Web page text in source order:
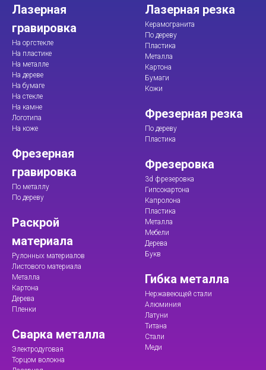
Лазерная
гравировка
На оргстекле
На пластике
На металле
На дереве
На бумаге
На стекле
На камне
Логотипа
На коже
Фрезерная
гравировка
По металлу
По дереву
Раскрой
материала
Рулонных материалов
Листового материала
Металла
Картона
Дерева
Пленки
Сварка металла
Электродуговая
Торцом волокна
Лазерная резка
Керамогранита
По дереву
Пластика
Металла
Картона
Бумаги
Кожи
Фрезерная резка
По дереву
Пластика
Фрезеровка
3d фрезеровка
Гипсокартона
Капролона
Пластика
Металла
Мебели
Дерева
Букв
Гибка металла
Нержавеющей стали
Алюминия
Латуни
Титана
Стали
Меди